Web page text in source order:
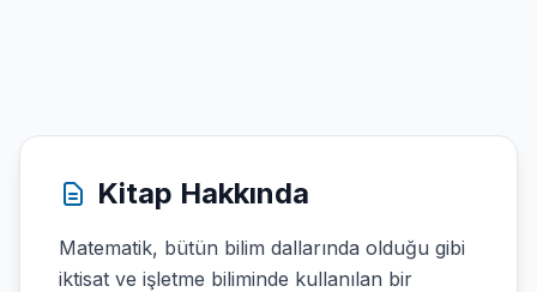
Kitap Hakkında
Matematik, bütün bilim dallarında olduğu gibi
iktisat ve işletme biliminde kullanılan bir